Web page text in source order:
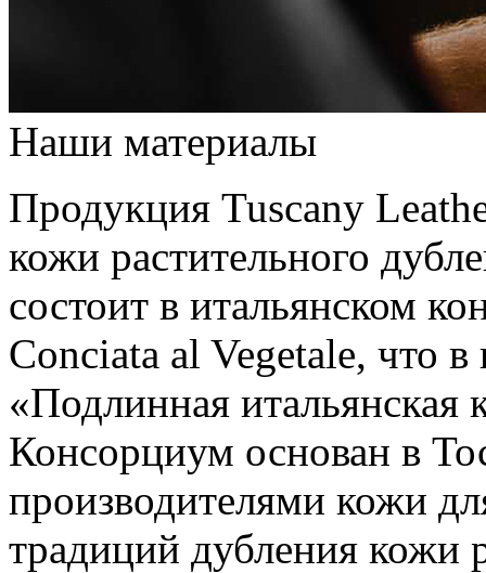
Наши материалы
Продукция Tuscany
кожи растительного
состоит в итальянском
Conciata al Vegetale, что в
«Подлинная итальянская
Консорциум основан в
производителями кожи
традиций дубления кожи